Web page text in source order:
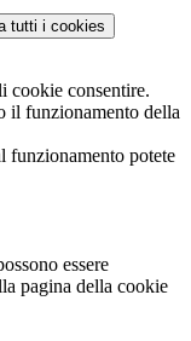
tutti i cookies
cookie consentire.
il funzionamento della
funzionamento potete
essere
pagina della cookie